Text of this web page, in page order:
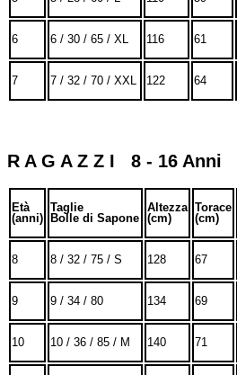
6 6 / 30 / 65 / XL 116 61
7 7 / 32 / 70 / XXL 122 64
R A G A Z Z I 8 - 16 Anni
Età
(anni)
Taglie
Bolle di Sapone
Altezza
(cm)
Torace
(cm)
8 8 / 32 / 75 / S 128 67
9 9 / 34 / 80 134 69
10 10 / 36 / 85 / M 140 71